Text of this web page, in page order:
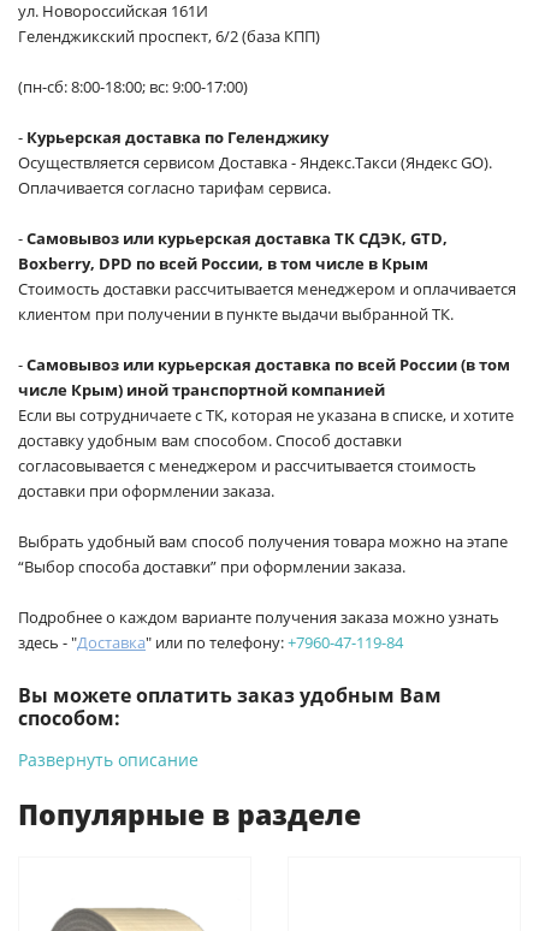
ул. Новороссийская 161И
Геленджикский проспект, 6/2 (база КПП)
(пн-сб: 8:00-18:00; вс: 9:00-17:00)
- Курьерская доставка по Геленджику
Осуществляется сервисом Доставка - Яндекс.Такси (Яндекс GO).
Оплачивается согласно тарифам сервиса.
-Самовывоз или курьерская доставка ТК СДЭК, GTD,
Boxberry, DPD по всей России, в том числе в Крым
Стоимость доставки рассчитывается менеджером и оплачивается
клиентом при получении в пункте выдачи выбранной ТК.
-Самовывоз или курьерская доставка по всей России (в том
числе Крым) иной транспортной компанией
Если вы сотрудничаете с ТК, которая не указана в списке, и хотите
доставку удобным вам способом. Способ доставки
согласовывается с менеджером и рассчитывается стоимость
доставки при оформлении заказа.
Выбрать удобный вам способ получения товара можно на этапе
“Выбор способа доставки” при оформлении заказа.
Подробнее о каждом варианте получения заказа можно узнать
здесь - "Доставка" или по телефону:+7960-47-119-84
Вы можете оплатить заказ удобным Вам
способом:
-Банковской картой на сайте ProffЭлектро. Данный вид
Развернуть описание
Популярные в разделе